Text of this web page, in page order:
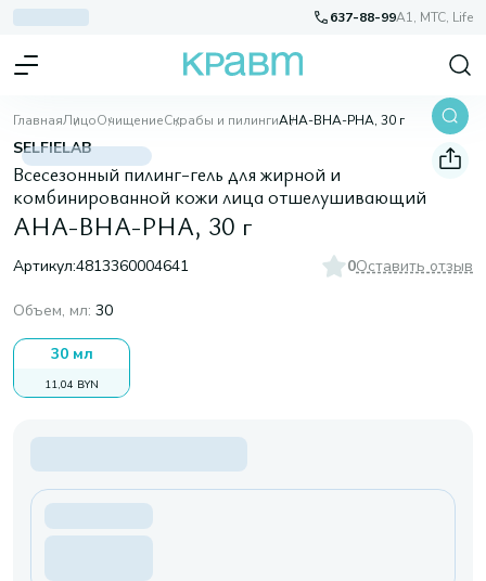
637-88-99A1, МТС, Life
ГлавнаяЛицоОчищениеСкрабы и пилингиAHA-BHA-PHA, 30 г
SELFIELAB
Всесезонный пилинг-гель для жирной и
комбинированной кожи лица отшелушивающий
AHA-BHA-PHA, 30 г
Артикул:4813360004641 0Оставить отзыв
Объем, мл: 30
30 мл
11,04 BYN